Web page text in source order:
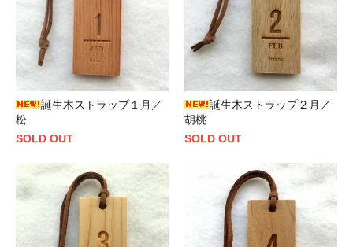
誕生木ストラップ１月／
松
SOLD OUT
誕生木ストラップ２月／
胡桃
SOLD OUT